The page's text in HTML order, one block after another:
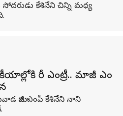
కేశినేని చిన్ని మధ్య
రీ ఎంట్రీ.. మాజీ ఎంపీ
మాజీ ఎంపీ కేశినేని నాని